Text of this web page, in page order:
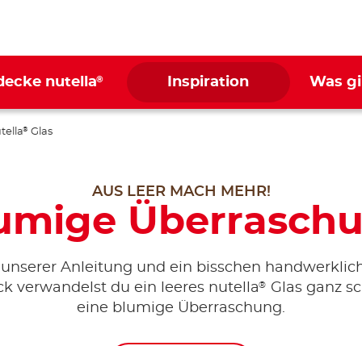
nutella® Inspiration Was
® Glas
AUS LEER MACH MEHR!
Anleitung und ein bisschen
verwandelst du ein leeres nutella®
Glas ganz
eine blumige Überraschung.